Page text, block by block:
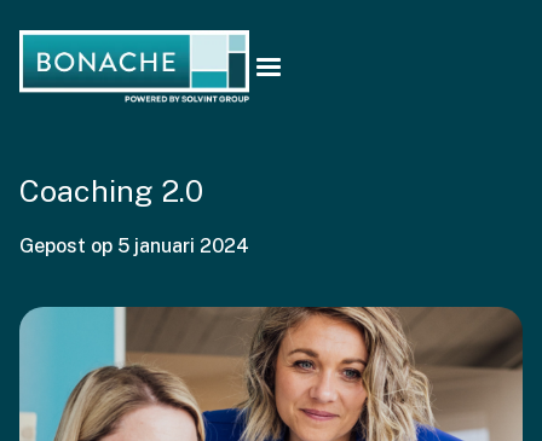
Coaching 2.0
Gepost op 5 januari 2024